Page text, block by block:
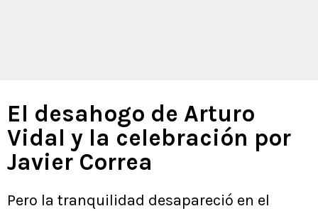
El desahogo de Arturo
Vidal y la celebración por
Javier Correa
Pero la tranquilidad desapareció en el